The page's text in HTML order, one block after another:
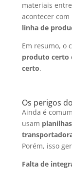
materiais
acontecer
linha de
Em resumo, o
produto certo
certo.
Os perigos
Ainda é
usam
Porém, isso
Falta de